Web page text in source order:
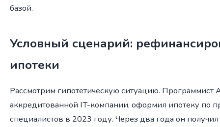
базой.
Условный сценарий:
ипотеки
Рассмотрим гипотетическую ситуацию. Программист
аккредитованной IT-компании, оформил ипотеку по
специалистов в 2023 году. Через два года он